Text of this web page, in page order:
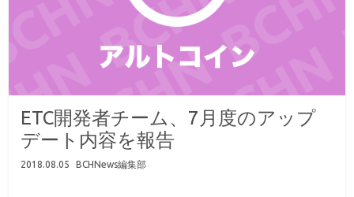
ETC開発者チーム、7月度のアップ
デート内容を報告
2018.08.05 BCHNews編集部